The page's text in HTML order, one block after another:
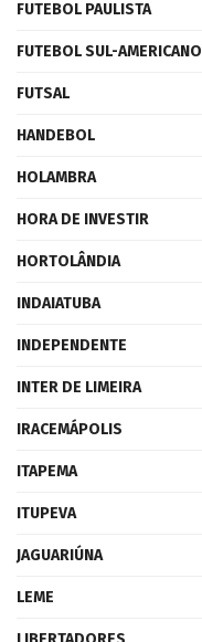
FUTEBOL PAULISTA
FUTEBOL SUL-AMERICANO
FUTSAL
HANDEBOL
HOLAMBRA
HORA DE INVESTIR
HORTOLÂNDIA
INDAIATUBA
INDEPENDENTE
INTER DE LIMEIRA
IRACEMÁPOLIS
ITAPEMA
ITUPEVA
JAGUARIÚNA
LEME